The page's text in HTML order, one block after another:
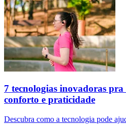
7 tecnologias inovadoras
conforto e praticidade
Descubra como a tecnologia pode